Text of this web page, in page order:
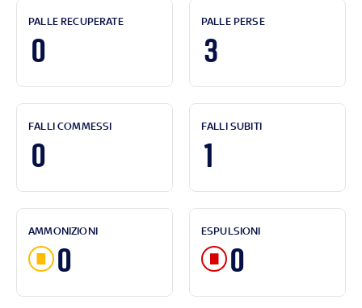
PALLE RECUPERATE
0
PALLE PERSE
3
FALLI COMMESSI
0
FALLI SUBITI
1
AMMONIZIONI
0
ESPULSIONI
0